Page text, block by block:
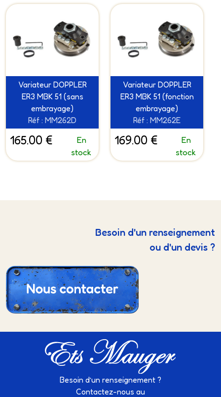
Variateur DOPPLER
ER3 MBK 51 (sans
embrayage)
Réf : MM262D
165.00 €
En
stock
Variateur DOPPLER
ER3 MBK 51 (fonction
embrayage)
Réf : MM262E
169.00 €
En
stock
Besoin d'un renseignement
ou d'un devis ?
Besoin d’un renseignement ?
Contactez-nous au